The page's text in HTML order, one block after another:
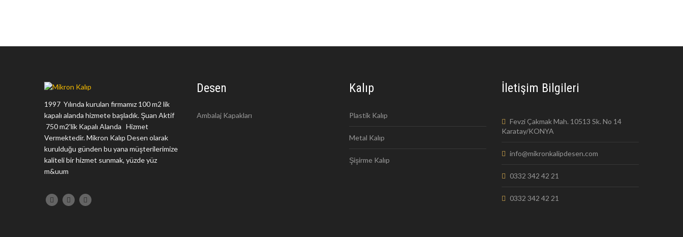
1997 Yılında kurulan firmamız 100 m2 lik
kapalı alanda hizmete başladık. Şuan Aktif
750 m2'lik Kapalı Alanda Hizmet
Vermektedir. Mikron Kalıp Desen olarak
kurulduğu günden bu yana müşterilerimize
kaliteli bir hizmet sunmak, yüzde yüz
m&uum
Desen
Ambalaj Kapakları
Kalıp
Plastik Kalıp
Metal Kalıp
Şişirme Kalıp
İletişim Bilgileri
Fevzi Çakmak Mah. 10513 Sk. No 14
Karatay/KONYA
info@mikronkalipdesen.com
0332 342 42 21
0332 342 42 21